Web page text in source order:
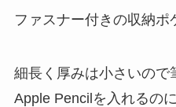
ファスナー付きの収納ポ
細長く厚みは小さいので
Apple Pencilを入れるの